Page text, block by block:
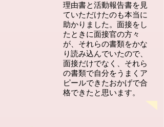
理由書と活動報告書を見
ていただけたのも本当に
助かりました。面接をし
たときに面接官の方々
が、それらの書類をかな
り読み込んでいたので、
面接だけでなく、それら
の書類で自分をうまくア
ピールできたおかげで合
格できたと思います。